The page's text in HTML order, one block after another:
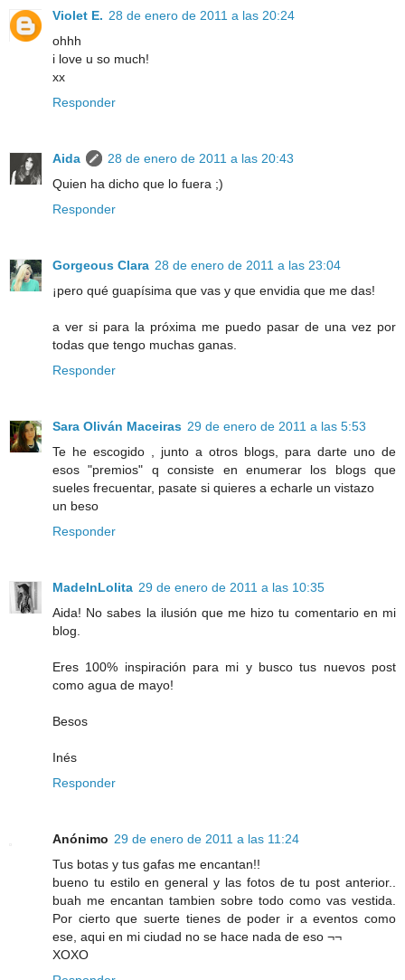
Violet E. 28 de enero de 2011 a las 20:24
ohhh
i love u so much!
xx
Responder
Aida
28 de enero de 2011 a las 20:43
Quien ha dicho que lo fuera ;)
Responder
Gorgeous Clara 28 de enero de 2011 a las 23:04
¡pero qué guapísima que vas y que envidia que me das!
a ver si para la próxima me puedo pasar de una vez por
todas que tengo muchas ganas.
Responder
Sara Oliván Maceiras 29 de enero de 2011 a las 5:53
Te he escogido , junto a otros blogs, para darte uno de
esos "premios" q consiste en enumerar los blogs que
sueles frecuentar, pasate si quieres a echarle un vistazo
un beso
Responder
MadeInLolita 29 de enero de 2011 a las 10:35
Aida! No sabes la ilusión que me hizo tu comentario en mi
blog.
Eres 100% inspiración para mi y busco tus nuevos post
como agua de mayo!
Besos
Inés
Responder
Anónimo 29 de enero de 2011 a las 11:24
Tus botas y tus gafas me encantan!!
bueno tu estilo en general y las fotos de tu post anterior..
buah me encantan tambien sobre todo como vas vestida.
Por cierto que suerte tienes de poder ir a eventos como
ese, aqui en mi ciudad no se hace nada de eso ¬¬
XOXO